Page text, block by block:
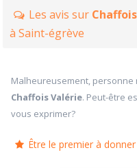
Les avis sur
à Saint-égrève
Malheureusement,
Chaffois Valérie. Peut-être
vous exprimer?
Être le premier à